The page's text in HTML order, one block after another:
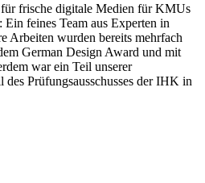
frische digitale Medien für KMUs
feines Team aus Experten in
Arbeiten wurden bereits mehrfach
German Design Award und mit
war ein Teil unserer
des Prüfungsausschusses der IHK in